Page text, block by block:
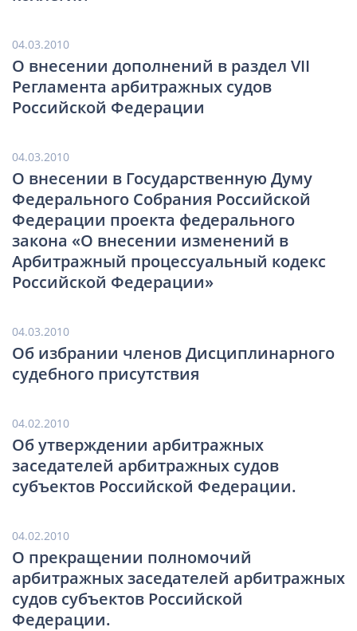
04.03.2010
О внесении дополнений в раздел VII
Регламента арбитражных судов
Российской Федерации
04.03.2010
О внесении в Государственную Думу
Федерального Собрания Российской
Федерации проекта федерального
закона «О внесении изменений в
Арбитражный процессуальный кодекс
Российской Федерации»
04.03.2010
Об избрании членов Дисциплинарного
судебного присутствия
04.02.2010
Об утверждении арбитражных
заседателей арбитражных судов
субъектов Российской Федерации.
04.02.2010
О прекращении полномочий
арбитражных заседателей арбитражных
судов субъектов Российской
Федерации.